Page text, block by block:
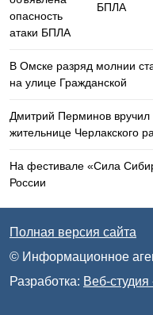
БПЛА
В Омске разряд молнии
на улице Гражданской
Дмитрий Перминов
жительнице Черлакского
На фестивале «Сила
России
Полная версия сайта
© Информационное
Разработка: Веб-